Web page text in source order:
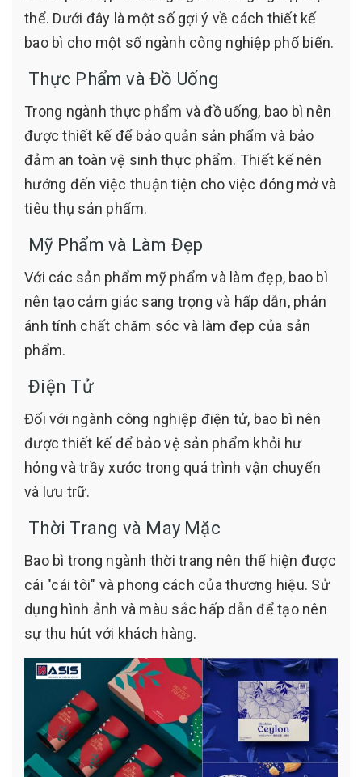
thể. Dưới đây là một số gợi ý về cách thiết kế
bao bì cho một số ngành công nghiệp phổ biến.
Thực Phẩm và Đồ Uống
Trong ngành thực phẩm và đồ uống, bao bì nên
được thiết kế để bảo quản sản phẩm và bảo
đảm an toàn vệ sinh thực phẩm. Thiết kế nên
hướng đến việc thuận tiện cho việc đóng mở và
tiêu thụ sản phẩm.
Mỹ Phẩm và Làm Đẹp
Với các sản phẩm mỹ phẩm và làm đẹp, bao bì
nên tạo cảm giác sang trọng và hấp dẫn, phản
ánh tính chất chăm sóc và làm đẹp của sản
phẩm.
Điện Tử
Đối với ngành công nghiệp điện tử, bao bì nên
được thiết kế để bảo vệ sản phẩm khỏi hư
hỏng và trầy xước trong quá trình vận chuyển
và lưu trữ.
Thời Trang và May Mặc
Bao bì trong ngành thời trang nên thể hiện được
cái "cái tôi" và phong cách của thương hiệu. Sử
dụng hình ảnh và màu sắc hấp dẫn để tạo nên
sự thu hút với khách hàng.